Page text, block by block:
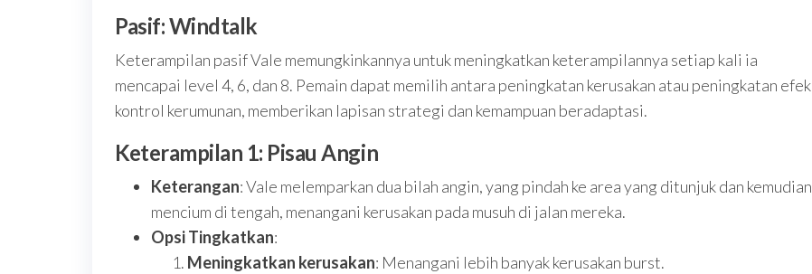
Pasif: Windtalk
Keterampilan pasif Vale memungkinkannya untuk meningkatkan keterampilannya setiap kali ia
mencapai level 4, 6, dan 8. Pemain dapat memilih antara peningkatan kerusakan atau peningkatan efek
kontrol kerumunan, memberikan lapisan strategi dan kemampuan beradaptasi.
Keterampilan 1: Pisau Angin
Keterangan: Vale melemparkan dua bilah angin, yang pindah ke area yang ditunjuk dan kemudian
mencium di tengah, menangani kerusakan pada musuh di jalan mereka.
Opsi Tingkatkan:
Meningkatkan kerusakan: Menangani lebih banyak kerusakan burst.